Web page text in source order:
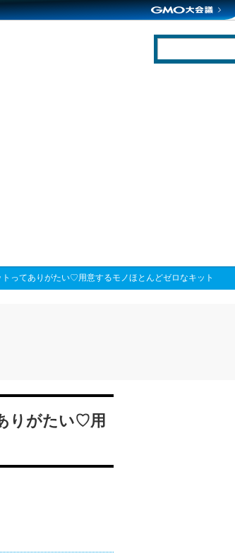
ってありがたい♡用意するモノほとんどゼロなキット
りがたい♡用